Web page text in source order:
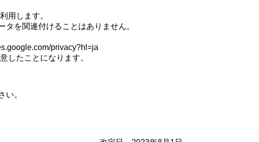
用します。
を関連付けることはありません。
privacy?hl=ja
したことになります。
い。